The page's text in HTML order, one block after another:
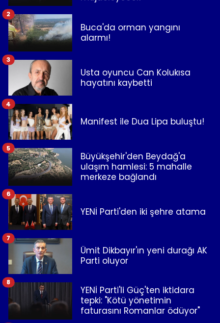
Buca'da orman yangını
alarmı!
2
Usta oyuncu Can Kolukısa
hayatını kaybetti
3
Manifest ile Dua Lipa buluştu!
4
Büyükşehir'den Beydağ'a
ulaşım hamlesi: 5 mahalle
merkeze bağlandı
5
YENİ Parti'den iki şehre atama
6
Ümit Dikbayır'ın yeni durağı AK
Parti oluyor
7
YENİ Parti'li Güç'ten iktidara
tepki: "Kötü yönetimin
faturasını Romanlar ödüyor"
8